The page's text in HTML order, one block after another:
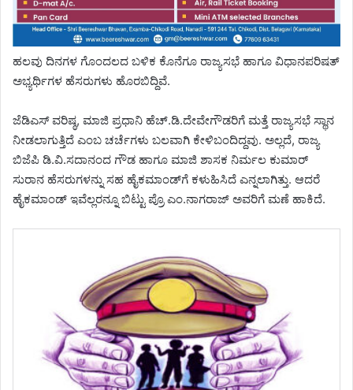
ಹಲವು ದಿನಗಳ ಗೊಂದಲದ ಬಳಿಕ ಕೊನೆಗೂ ರಾಜ್ಯಸಭೆ ಹಾಗೂ ವಿಧಾನಪರಿಷತ್
ಅಭ್ಯರ್ಥಿಗಳ ಹೆಸರುಗಳು ಹೊರಬಿದ್ದಿವೆ.
ಜೆಡಿಎಸ್​ ವರಿಷ್ಠ, ಮಾಜಿ ಪ್ರಧಾನಿ ಹೆಚ್.ಡಿ.ದೇವೇಗೌಡರಿಗೆ ಮತ್ತೆ ರಾಜ್ಯಸಭೆ ಸ್ಥಾನ
ನೀಡಲಾಗುತ್ತಿದೆ ಎಂಬ ಚರ್ಚೆಗಳು ಬಲವಾಗಿ ಕೇಳಿಬಂದಿದ್ದವು. ಅಲ್ಲದೆ, ರಾಜ್ಯ
ಬಿಜೆಪಿ ಡಿ.ವಿ.ಸದಾನಂದ ಗೌಡ ಹಾಗೂ ಮಾಜಿ ಶಾಸಕ ನಿರ್ಮಲ ಕುಮಾರ್
ಸುರಾನ ಹೆಸರುಗಳನ್ನು ಸಹ ಹೈಕಮಾಂಡ್​​ಗೆ ಕಳುಹಿಸಿದೆ ಎನ್ನಲಾಗಿತ್ತು. ಆದರೆ
ಹೈಕಮಾಂಡ್ ಇವೆಲ್ಲರನ್ನೂ ಬಿಟ್ಟು ಪ್ರೊ ಎಂ.ನಾಗರಾಜ್ ಅವರಿಗೆ ಮಣೆ ಹಾಕಿದೆ.